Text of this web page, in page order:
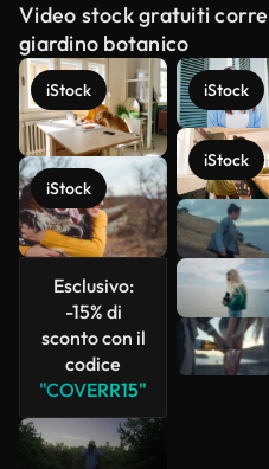
Video stock gratuiti
giardino botanico
iStock
iStock
Esclusivo:
-15% di
sconto con il
codice
"COVERR15"
iStock
iStock